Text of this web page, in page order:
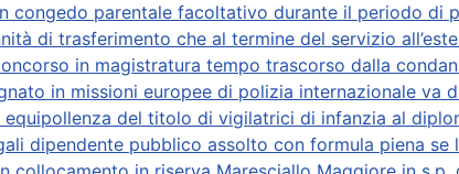
congedo parentale facoltativo durante il periodo
di trasferimento che al termine del servizio
in magistratura tempo trascorso dalla
in missioni europee di polizia internazionale va
del titolo di vigilatrici di infanzia al
dipendente pubblico assolto con formula piena